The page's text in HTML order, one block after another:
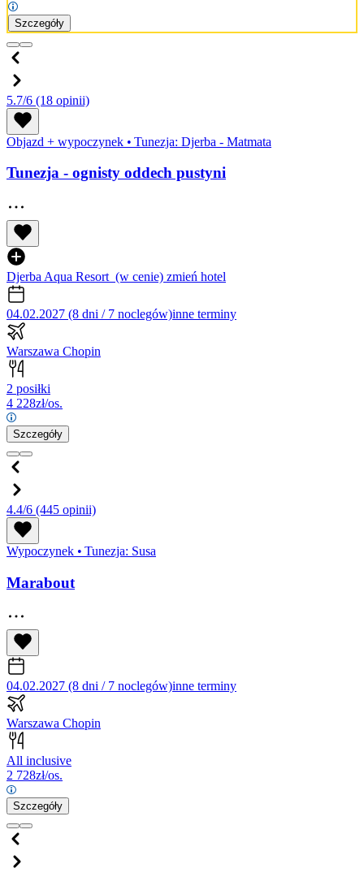
Szczegóły
5.7/6 (18 opinii)
Objazd + wypoczynek • Tunezja: Djerba - Matmata
Tunezja - ognisty oddech pustyni
Djerba Aqua Resort (w cenie) zmień hotel
04.02.2027 (8 dni / 7 noclegów)inne terminy
Warszawa Chopin
2 posiłki
4 228zł/os.
Szczegóły
4.4/6 (445 opinii)
Wypoczynek • Tunezja: Susa
Marabout
04.02.2027 (8 dni / 7 noclegów)inne terminy
Warszawa Chopin
All inclusive
2 728zł/os.
Szczegóły